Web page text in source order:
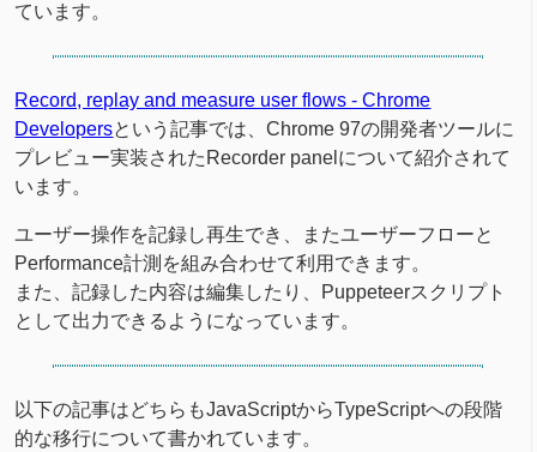
ています。
Record, replay and measure user flows - Chrome
Developersという記事では、Chrome 97の開発者ツールに
プレビュー実装されたRecorder panelについて紹介されて
います。
ユーザー操作を記録し再生でき、またユーザーフローと
Performance計測を組み合わせて利用できます。
また、記録した内容は編集したり、Puppeteerスクリプト
として出力できるようになっています。
以下の記事はどちらもJavaScriptからTypeScriptへの段階
的な移行について書かれています。